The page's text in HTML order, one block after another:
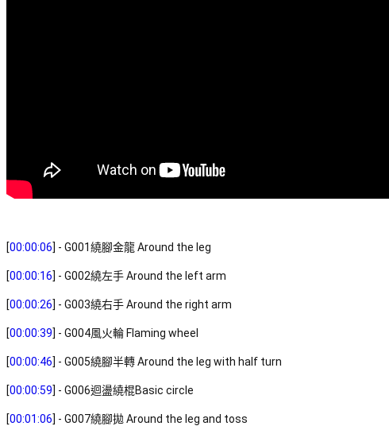
[00:00:06] - G001繞腳金龍 Around the leg
[00:00:16] - G002繞左手 Around the left arm
[00:00:26] - G003繞右手 Around the right arm
[00:00:39] - G004風火輪 Flaming wheel
[00:00:46] - G005繞腳半轉 Around the leg with half turn
[00:00:59] - G006迴盪繞棍Basic circle
[00:01:06] - G007繞腳拋 Around the leg and toss